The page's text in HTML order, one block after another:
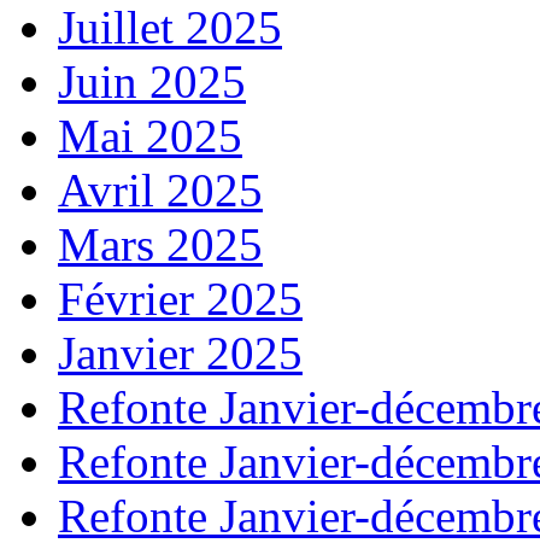
Juillet 2025
Juin 2025
Mai 2025
Avril 2025
Mars 2025
Février 2025
Janvier 2025
Refonte Janvier-
Refonte Janvier-
Refonte Janvier-